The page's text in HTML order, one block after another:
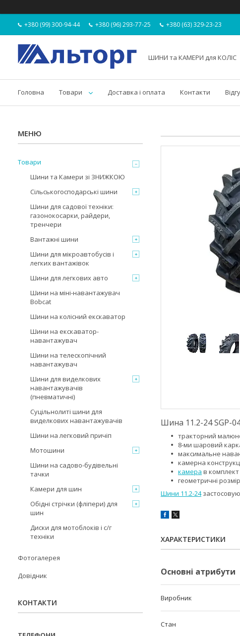
+380 (99) 300-94-44 +380 (96) 293-77-25 +380 (63) 329-23-23
ШИНИ та КАМЕРИ для КОЛІС
Головна Товари Доставка і оплата Контакти
Шина 11.2-24 SGP-
тракторний
8-ми шаровий
максимальне
камерна
камера в
геометричні
Шини 11.2-24
ХАРАКТЕРИСТИКИ
Основні атрибути
Виробник
Стан
Товари
Шини та Камери зі ЗНИЖКОЮ
Сільськогосподарські шини
Шини для садової техніки:
газонокосарки, райдери,
тренчери
Вантажні шини
Шини для мікроавтобусів і
легких вантажівок
Шини для легкових авто
Шини на міні-навантажувач
Bobcat
Шини на колісний екскаватор
Шини на екскаватор-
навантажувач
Шини на телескопічний
навантажувач
Шини для виделкових
навантажувачів
(пневматичні)
Суцільнолиті шини для
виделкових навантажувачів
Шини на легковий причіп
Мотошини
Шини на садово-будівельні
тачки
Камери для шин
Обідні стрічки (фліпери) для
шин
Диски для мотоблоків і с/г
техніки
Фотогалерея
Довідник
КОНТАКТИ